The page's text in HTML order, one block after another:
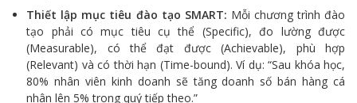
Thiết lập mục tiêu đào tạo SMART: Mỗi chương trình đào
tạo phải có mục tiêu cụ thể (Specific), đo lường được
(Measurable), có thể đạt được (Achievable), phù hợp
(Relevant) và có thời hạn (Time-bound). Ví dụ: “Sau khóa học,
80% nhân viên kinh doanh sẽ tăng doanh số bán hàng cá
nhân lên 5% trong quý tiếp theo.”